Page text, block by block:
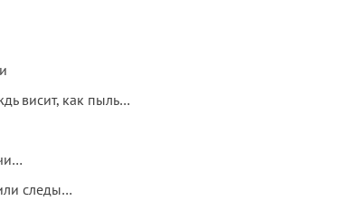
висит, как пыль…
следы…